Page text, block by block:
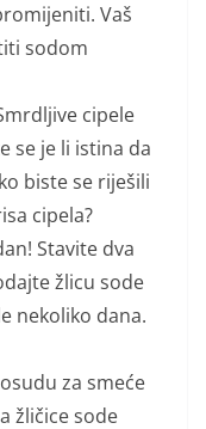
Vaš
sodom
cipele
se je li istina da
biste se riješili
cipela?
Stavite dva
žlicu sode
nekoliko dana.
za smeće
žličice sode